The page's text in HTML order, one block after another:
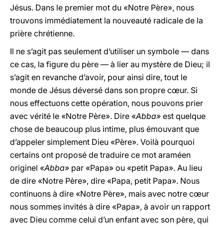
Jésus. Dans le premier mot du «Notre Père», nous
trouvons immédiatement la nouveauté radicale de la
prière chrétienne.
Il ne s’agit pas seulement d’utiliser un symbole — dans
ce cas, la figure du père — à lier au mystère de Dieu; il
s’agit en revanche d’avoir, pour ainsi dire, tout le
monde de Jésus déversé dans son propre cœur. Si
nous effectuons cette opération, nous pouvons prier
avec vérité le «Notre Père». Dire «Abba» est quelque
chose de beaucoup plus intime, plus émouvant que
d’appeler simplement Dieu «Père». Voilà pourquoi
certains ont proposé de traduire ce mot araméen
originel «Abba» par «Papa» ou «petit Papa». Au lieu
de dire «Notre Père», dire «Papa, petit Papa». Nous
continuons à dire «Notre Père», mais avec notre cœur
nous sommes invités à dire «Papa», à avoir un rapport
avec Dieu comme celui d’un enfant avec son père, qui